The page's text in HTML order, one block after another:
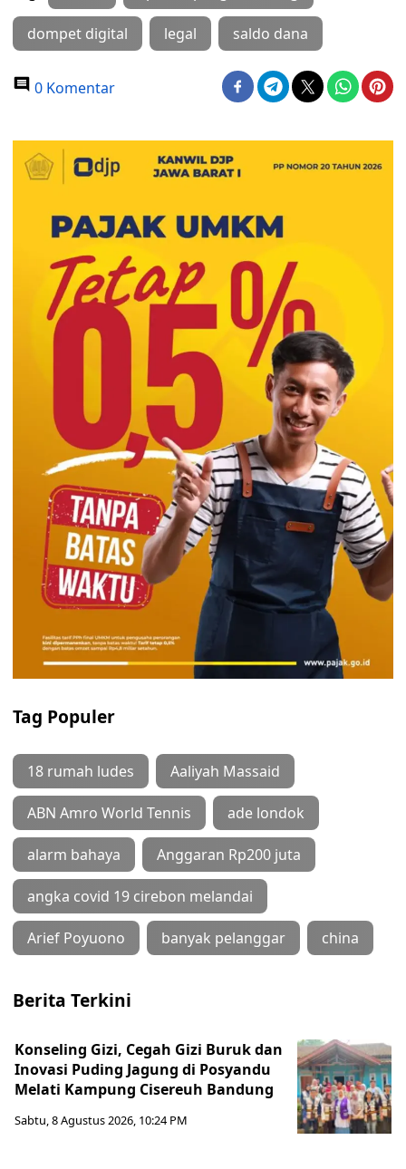
dompet digital legal saldo dana
0 Komentar
Tag Populer
18 rumah ludes Aaliyah Massaid
ABN Amro World Tennis ade londok
alarm bahaya Anggaran Rp200 juta
angka covid 19 cirebon melandai
Arief Poyuono banyak pelanggar china
Berita Terkini
Konseling Gizi, Cegah Gizi Buruk dan
Inovasi Puding Jagung di Posyandu
Melati Kampung Cisereuh Bandung
Sabtu, 8 Agustus 2026, 10:24 PM